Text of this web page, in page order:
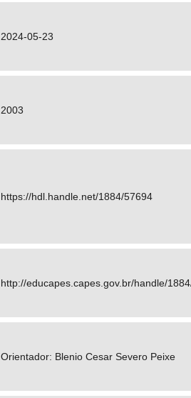
2024-05-23
2003
https://hdl.handle.net/1884/57694
http://educapes.capes.gov.br/handle/
Orientador: Blenio Cesar Severo Peixe